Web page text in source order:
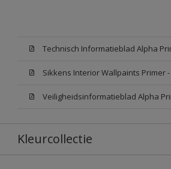
Technisch Informatieblad Alpha
Kleurcollectie